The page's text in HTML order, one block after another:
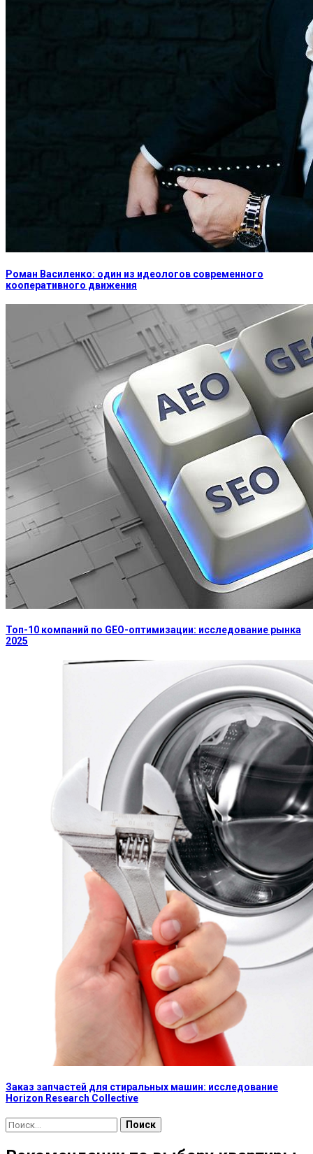
Роман Василенко: один из идеологов современного
кооперативного движения
Топ-10 компаний по GEO-оптимизации: исследование рынка
2025
Заказ запчастей для стиральных машин: исследование
Horizon Research Collective
Найти: